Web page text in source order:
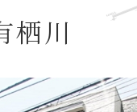
栖川